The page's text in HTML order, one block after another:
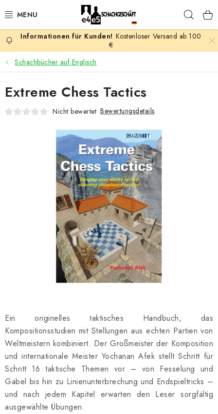
Inhalt
AKTION
SCHACHSPIELE
SCHACHFIGUREN
SCHACHBRETTER
SCHACHBÜCHER
SCHACH-ANTIQUITÄTENLADEN
SCHACH ONLINE
SCHACH-MERCH
SCHACH GESCHENKE
KONTAKT
Kontakt FAQ Über uns
Schachblog
Geschäftsbedingungen
Kostenloser Versand ab 100
€
Schachbücher auf Englisch
Ein originelles taktisches Handbuch, das
Kompositionsstudien mit Stellungen aus echten Partien von
Weltmeistern kombiniert. Der Großmeister der Komposition
und internationale Meister Yochanan Afek stellt Schritt für
Schritt 16 taktische Themen vor – von Fesselung und
Gabel bis hin zu Linienunterbrechung und Endspieltricks –
und nach jedem Kapitel erwarten den Leser sorgfältig
ausgewählte Übungen.
Extreme Chess Tactics
Nicht bewertet Bewertungsdetails